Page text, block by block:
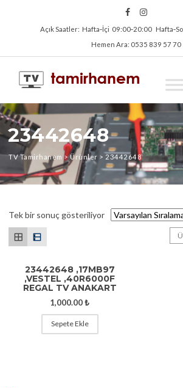
Açık Saatler: Hafta‑İçi 09:00‑20:00
Hemen Ara: 0535 839 57 70
23442648
TV Tamirhanem >Ürünler > 23442648
Tek bir sonuç gösteriliyor
23442648 ,17MB97
,VESTEL ,40R6000F
REGAL TV ANAKART
1,000.00₺
Sepete Ekle